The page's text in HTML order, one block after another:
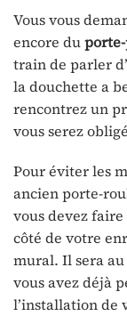
Vous vous
encore du
train de parler
la douchette a
rencontrez un
vous serez
Pour éviter les
ancien porte-
vous devez
côté de votre
mural. Il sera
vous avez déjà
l’installation de